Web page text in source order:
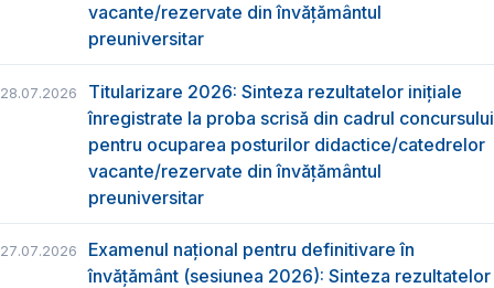
vacante/rezervate din învăţământul
preuniversitar
28.07.2026
Titularizare 2026: Sinteza rezultatelor inițiale
înregistrate la proba scrisă din cadrul concursului
pentru ocuparea posturilor didactice/catedrelor
vacante/rezervate din învăţământul
preuniversitar
27.07.2026
Examenul național pentru definitivare în
învățământ (sesiunea 2026): Sinteza rezultatelor